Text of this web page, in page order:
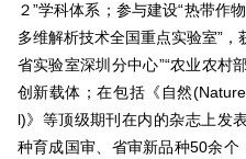
２”学科体系；参与建设“热带作
多维解析技术全国重点实验室”
省实验室深圳分中心”“农业农村
创新载体；在包括《自然
l)》等顶级期刊在内的杂志上发
种育成国审、省审新品种50余